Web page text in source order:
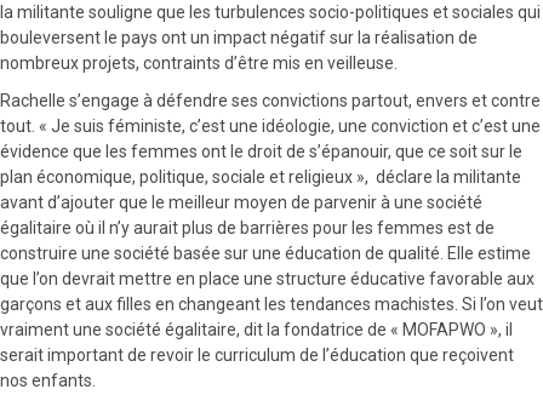
la militante souligne que les turbulences socio-politiques et sociales qui
bouleversent le pays ont un impact négatif sur la réalisation de
nombreux projets, contraints d’être mis en veilleuse.
Rachelle s’engage à défendre ses convictions partout, envers et contre
tout. « Je suis féministe, c’est une idéologie, une conviction et c’est une
évidence que les femmes ont le droit de s’épanouir, que ce soit sur le
plan économique, politique, sociale et religieux », déclare la militante
avant d’ajouter que le meilleur moyen de parvenir à une société
égalitaire où il n’y aurait plus de barrières pour les femmes est de
construire une société basée sur une éducation de qualité. Elle estime
que l’on devrait mettre en place une structure éducative favorable aux
garçons et aux filles en changeant les tendances machistes. Si l’on veut
vraiment une société égalitaire, dit la fondatrice de « MOFAPWO », il
serait important de revoir le curriculum de l’éducation que reçoivent
nos enfants.